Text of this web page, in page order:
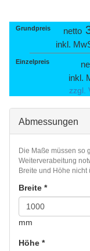
Grundpreis netto
inkl.
Einzel­preis
inkl.
zzgl.
Abmessungen
Die Maße müssen so
Weiterverabeitung
Breite und Höhe
Breite *
mm
Höhe *